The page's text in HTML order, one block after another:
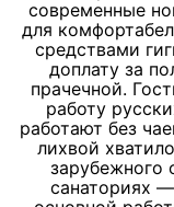
современные
для
средствами
доплату за
прачечной.
работу
работают без
лихвой
зарубежного
санаториях